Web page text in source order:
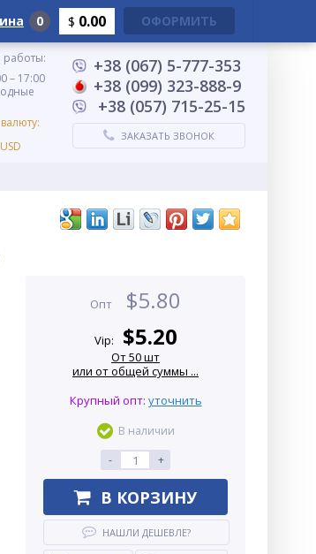
– 17:00
USD
+38 (067) 5-777-353
+38 (099) 323-888-9
+38 (057) 715-25-15
ЗАКАЗАТЬ ЗВОНОК
Опт $5.80
Vip: $5.20
От 50 шт
или от общей суммы ...
Крупный опт: уточнить
В наличии
-
+
В КОРЗИНУ
НАШЛИ ДЕШЕВЛЕ?
0 $ 0.00 ОФОРМИТЬ